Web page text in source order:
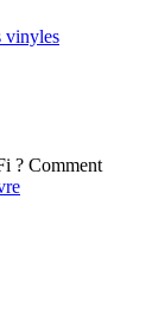
vinyles
Comment